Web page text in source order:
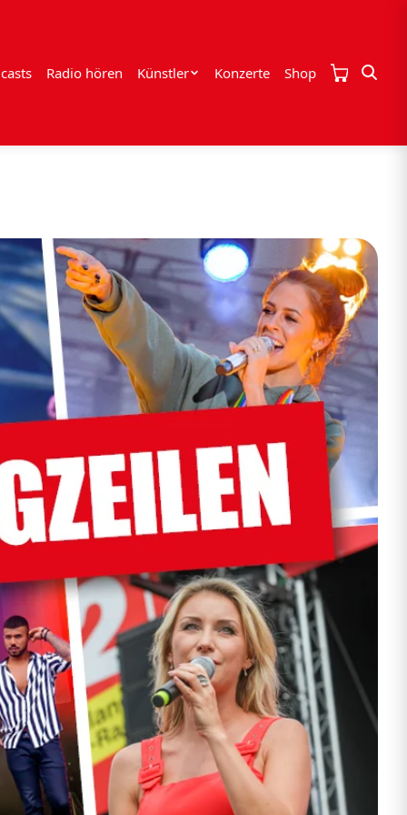
Radio hören Künstler Konzerte Shop